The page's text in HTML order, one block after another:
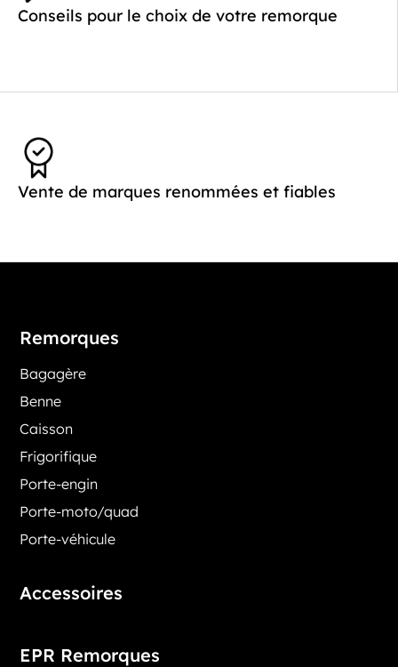
Conseils pour le choix de votre remorque
Vente de marques renommées et fiables
Remorques
Bagagère
Benne
Caisson
Frigorifique
Porte-engin
Porte-moto/quad
Porte-véhicule
Accessoires
EPR Remorques